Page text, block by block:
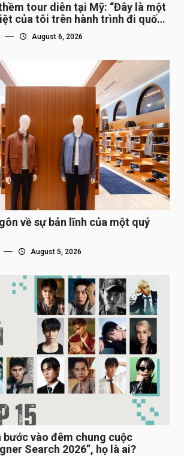
tour diễn tại Mỹ: “Đây là một
của tôi trên hành trình đi quốc
August 6, 2026
về sự bản lĩnh của một quý
August 5, 2026
bước vào đêm chung cuộc
Search 2026”, họ là ai?